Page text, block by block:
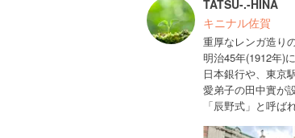
TATSU-.-HINA
キニナル佐賀
重厚なレンガ造り
明治45年(1912年)
日本銀行や、東京
愛弟子の田中實が
「辰野式」と呼ば